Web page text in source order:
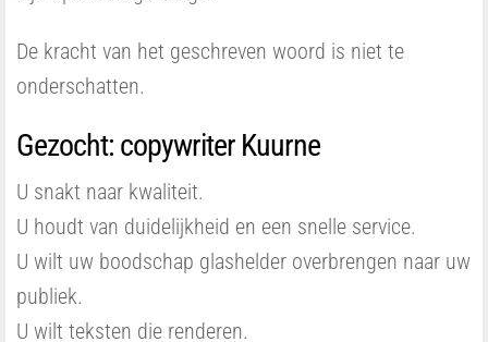
De kracht van het geschreven woord is niet te
onderschatten.
Gezocht: copywriter Kuurne
U snakt naar kwaliteit.
U houdt van duidelijkheid en een snelle service.
U wilt uw boodschap glashelder overbrengen naar uw
publiek.
U wilt teksten die renderen.